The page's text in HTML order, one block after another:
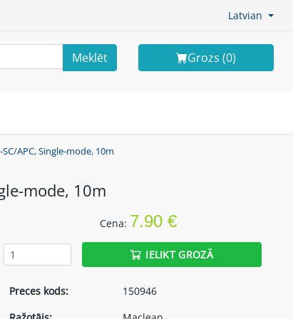
Latvian
Meklēt Grozs (0)
APC, Single-mode, 10m
mode, 10m
Cena: 7.90 €
IELIKT GROZĀ
Preces kods:
150946